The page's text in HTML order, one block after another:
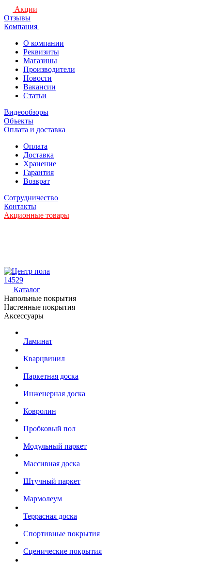
Акции
Отзывы
Компания
О компании
Реквизиты
Магазины
Производители
Новости
Вакансии
Статьи
Видеообзоры
Объекты
Оплата и доставка
Оплата
Доставка
Хранение
Гарантия
Возврат
Сотрудничество
Контакты
Акционные товары
14529
Каталог
Напольные покрытия
Настенные покрытия
Аксессуары
Ламинат
Кварцвинил
Паркетная доска
Инженерная доска
Ковролин
Пробковый пол
Модульный паркет
Массивная доска
Штучный паркет
Мармолеум
Террасная доска
Спортивные покрытия
Сценические покрытия